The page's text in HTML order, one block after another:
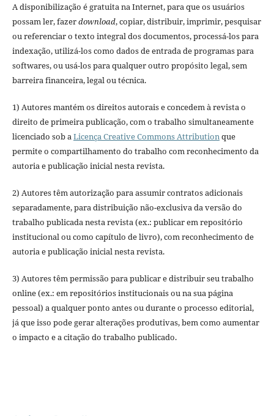
A disponibilização é gratuita na Internet, para que os usuários
possam ler, fazerdownload, copiar, distribuir, imprimir, pesquisar
ou referenciar o texto integral dos documentos, processá-los para
indexação, utilizá-los como dados de entrada de programas para
softwares, ou usá-los para qualquer outro propósito legal, sem
barreira financeira, legal ou técnica.
1) Autores mantém os direitos autorais e concedem à revista o
direito de primeira publicação, com o trabalho simultaneamente
licenciado sob aLicença Creative Commons Attributionque
permite o compartilhamento do trabalho com reconhecimento da
autoria e publicação inicial nesta revista.
2) Autores têm autorização para assumir contratos adicionais
separadamente, para distribuição não-exclusiva da versão do
trabalho publicada nesta revista (ex.: publicar em repositório
institucional ou como capítulo de livro), com reconhecimento de
autoria e publicação inicial nesta revista.
3) Autores têm permissão para publicar e distribuir seu trabalho
online (ex.: em repositórios institucionais ou na sua página
pessoal) a qualquer ponto antes ou durante o processo editorial,
já que isso pode gerar alterações produtivas, bem como aumentar
o impacto e a citação do trabalho publicado.